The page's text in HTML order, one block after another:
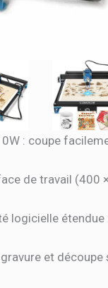
: coupe
de travail (400
logicielle
et